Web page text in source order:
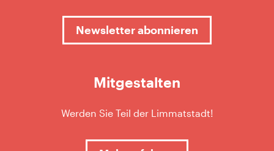
Newsletter abonnieren
Mitgestalten
Werden Sie Teil der Limmatstadt!